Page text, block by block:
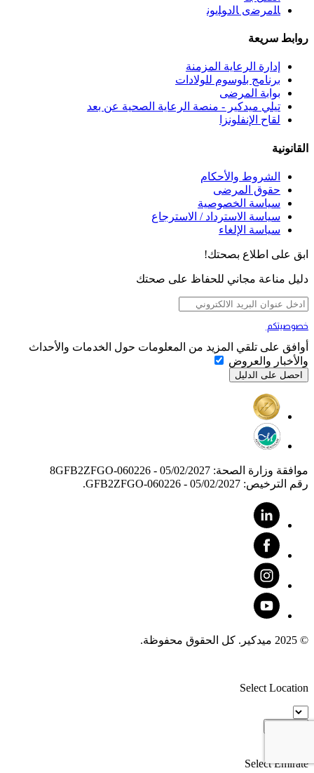
ﺎﻠﻣﺮﺿﻯ ﺎﻟﺩﻮﻠﻳﻮﻧ
روابط سريعة
إدارة الرعاية المزمنة
برنامج بلوسوم للولادات
بوابة المرضى
تيلي ميدكير - منصة الرعاية الصحية عن بعد
لقاح الإنفلونزا
القانونية
الشروط والأحكام
حقوق المرضى
سياسة الخصوصية
سياسة الاسترداد / الاسترجاع
سياسة الإلغاء
ابق على اطلاع بصحتك!
دليل مناعة مجاني للحفاظ على صحتك
خصوصيتكم
أوافق على تلقي المزيد من المعلومات حول الخدمات والأحداث
والأخبار والعروض
موافقة وزارة الصحة: 8GFB2ZFGO-060226 - 05/02/2027
رقم الترخيص: GFB2ZFGO-060226 - 05/02/2027.
© 2025 ميدكير. كل الحقوق محفوظة.
Select Location
Select Emirate